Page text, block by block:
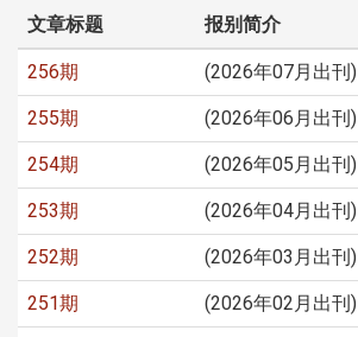
文章标题 报别简介
256期 (2026年07月出刊)
255期 (2026年06月出刊)
254期 (2026年05月出刊)
253期 (2026年04月出刊)
252期 (2026年03月出刊)
251期 (2026年02月出刊)